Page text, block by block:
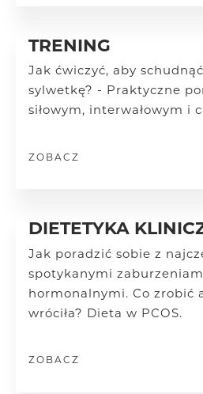
TRENING
Jak ćwiczyć, aby
sylwetkę? - Praktyczne
siłowym, interwałowym i
ZOBACZ
DIETETYKA
Jak poradzić sobie z
spotykanymi
hormonalnymi. Co zrobić
wróciła? Dieta w PCOS.
ZOBACZ